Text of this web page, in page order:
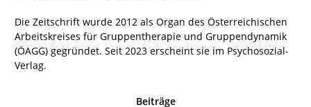
Die Zeitschrift wurde 2012 als Organ des Österreichischen
Arbeitskreises für Gruppentherapie und Gruppendynamik
(ÖAGG) gegründet. Seit 2023 erscheint sie im Psychosozial-
Verlag.
Beiträge